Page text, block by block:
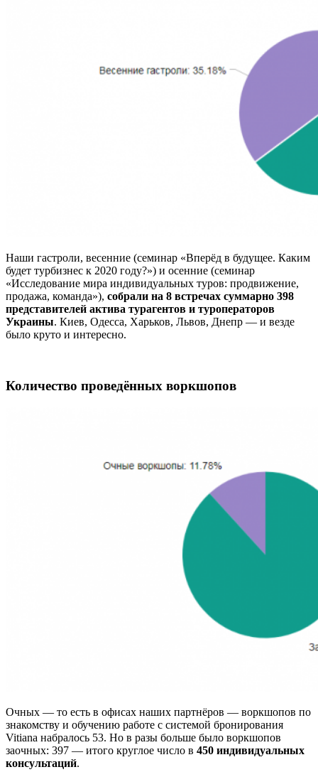
Наши гастроли, весенние (семинар «Вперёд в будущее. Каким
будет турбизнес к 2020 году?») и осенние (семинар
«Исследование мира индивидуальных туров: продвижение,
продажа, команда»), собрали на 8 встречах суммарно 398
представителей актива турагентов и туроператоров
Украины. Киев, Одесса, Харьков, Львов, Днепр — и везде
было круто и интересно.
Количество проведённых воркшопов
Очных — то есть в офисах наших партнёров — воркшопов по
знакомству и обучению работе с системой бронирования
Vitiana набралось 53. Но в разы больше было воркшопов
заочных: 397 — итого круглое число в 450 индивидуальных
консультаций.